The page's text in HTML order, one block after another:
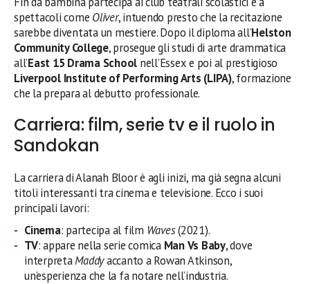
spettacoli come Oliver, intuendo presto che la recitazione
sarebbe diventata un mestiere. Dopo il diploma all’Helston
Community College, prosegue gli studi di arte drammatica
all’East 15 Drama School nell’Essex e poi al prestigioso
Liverpool Institute of Performing Arts (LIPA), formazione
che la prepara al debutto professionale.
Carriera: film, serie tv e il ruolo in
Sandokan
La carriera di Alanah Bloor è agli inizi, ma già segna alcuni
titoli interessanti tra cinema e televisione. Ecco i suoi
principali lavori:
Cinema: partecipa al film Waves(2021).
TV: appare nella serie comica Man Vs Baby, dove
interpretaMaddyaccanto a Rowan Atkinson,
un’esperienza che la fa notare nell’industria.